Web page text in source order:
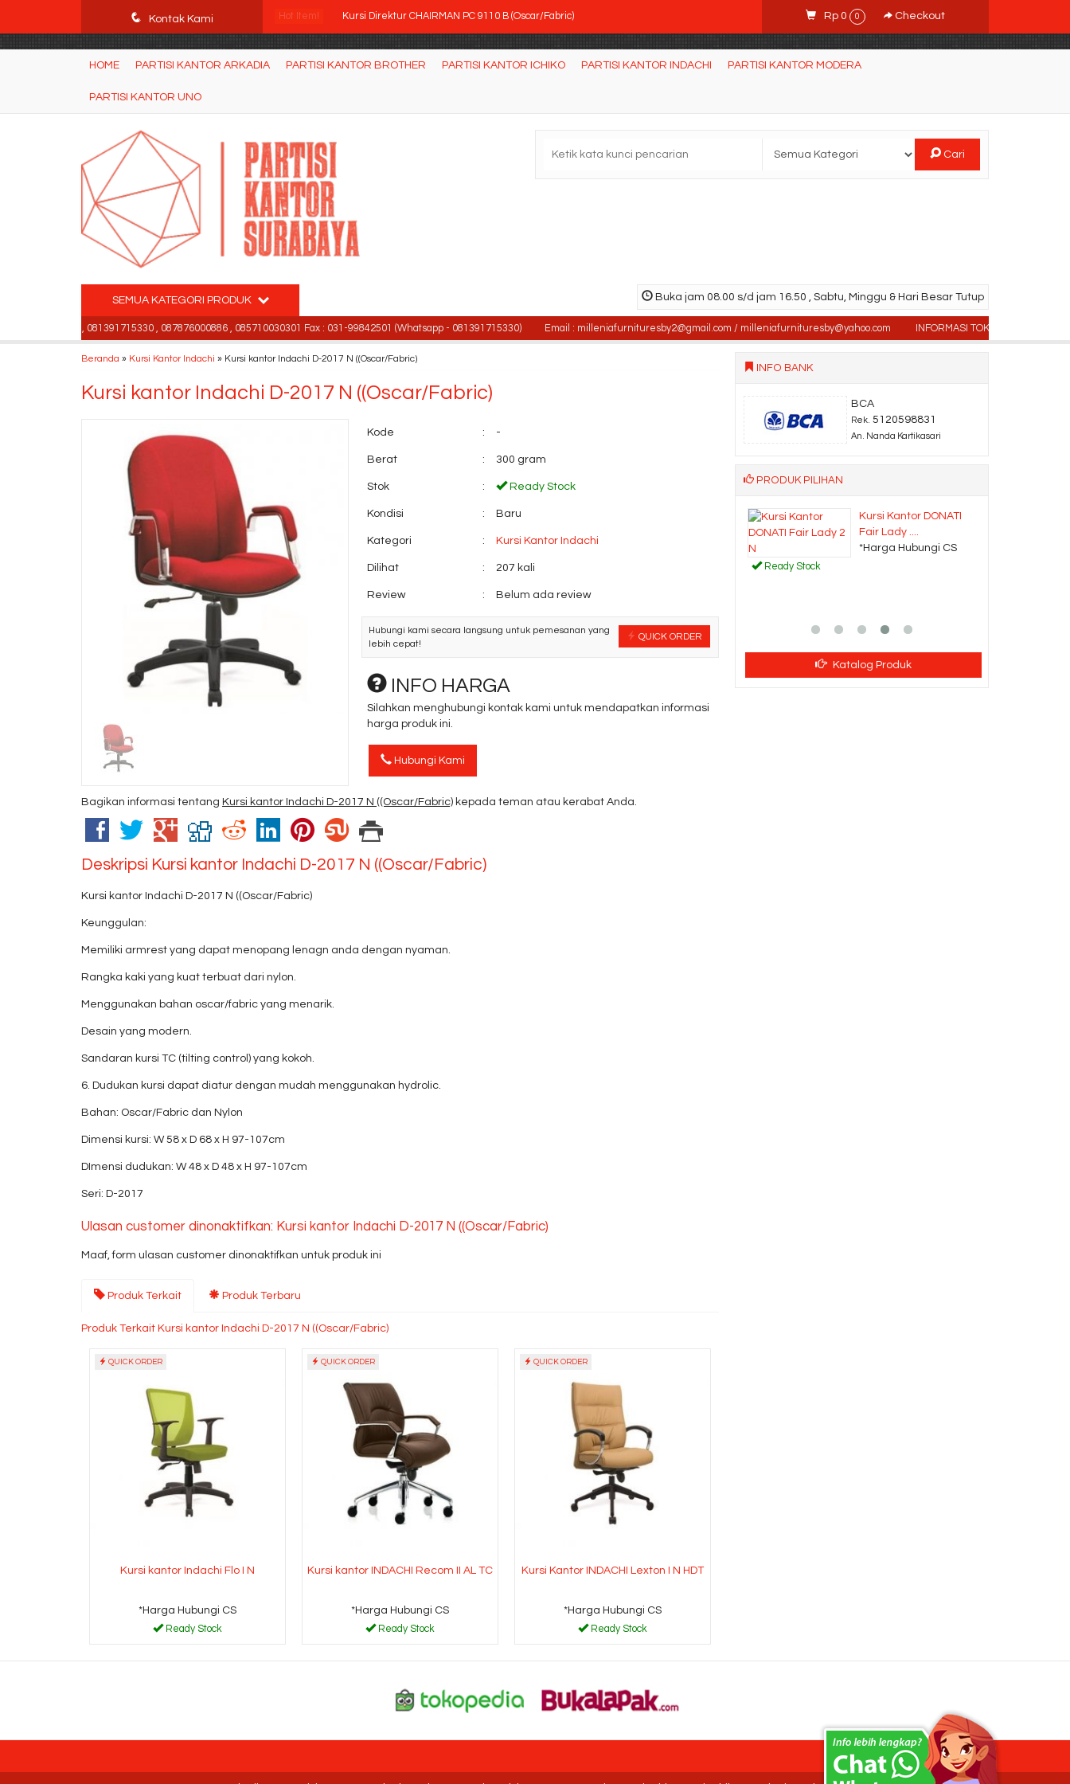
q Kontak Kami Hot Item! Kursi Direktur CHAIRMAN PC 9110 B (Oscar/Fabric)
Kursi Staff Kantor Chairman UC 906 H (Oscar/Fabric....
Konfigurasi 2 Orang (Warna Abu-Abu Tua)
Rp 0 0 Checkout
HOME PARTISI KANTOR ARKADIA PARTISI KANTOR BROTHER PARTISI KANTOR ICHIKO PARTISI KANTOR INDACHI PARTISI KANTOR MODERA
PARTISI KANTOR UNO
Cari
Buka jam 08.00 s/d jam 16.50 , Sabtu, Minggu & Hari Besar Tutup
SEMUA KATEGORI PRODUK
, 081391715330 , 087876000886 , 085710030301 Fax : 031-99842501 (Whatsapp - 081391715330) Email : milleniafurnituresby2@gmail.com / milleniafurnituresby@yahoo.com INFORMASI TOKO : Jl. Sidosermo II / 76
Beranda » Kursi Kantor Indachi » Kursi kantor Indachi D-2017 N ((Oscar/Fabric)
Kursi kantor Indachi D-2017 N ((Oscar/Fabric)
Kode : -
Berat : 300 gram
Stok : Ready Stock
Kondisi : Baru
Kategori : Kursi Kantor Indachi
Dilihat : 207 kali
Review : Belum ada review
QUICK ORDER
Hubungi kami secara langsung untuk pemesanan yang
lebih cepat!
INFO HARGA
Silahkan menghubungi kontak kami untuk mendapatkan informasi
harga produk ini.
Hubungi Kami
Bagikan informasi tentang Kursi kantor Indachi D-2017 N ((Oscar/Fabric) kepada teman atau kerabat Anda.
Deskripsi Kursi kantor Indachi D-2017 N ((Oscar/Fabric)
Kursi kantor Indachi D-2017 N ((Oscar/Fabric)
Keunggulan:
Memiliki armrest yang dapat menopang lenagn anda dengan nyaman.
Rangka kaki yang kuat terbuat dari nylon.
Menggunakan bahan oscar/fabric yang menarik.
Desain yang modern.
Sandaran kursi TC (tilting control) yang kokoh.
6. Dudukan kursi dapat diatur dengan mudah menggunakan hydrolic.
Bahan: Oscar/Fabric dan Nylon
Dimensi kursi: W 58 x D 68 x H 97-107cm
DImensi dudukan: W 48 x D 48 x H 97-107cm
Seri: D-2017
Ulasan customer dinonaktifkan: Kursi kantor Indachi D-2017 N ((Oscar/Fabric)
Maaf, form ulasan customer dinonaktifkan untuk produk ini
Produk Terkait Produk Terbaru
Produk Terkait Kursi kantor Indachi D-2017 N ((Oscar/Fabric)
QUICK ORDER
Kursi kantor Indachi Flo I N
*Harga Hubungi CS
Ready Stock
QUICK ORDER
Kursi kantor INDACHI Recom II AL TC
*Harga Hubungi CS
Ready Stock
QUICK ORDER
Kursi Kantor INDACHI Lexton I N HDT
*Harga Hubungi CS
Ready Stock
INFO BANK
BCA
Rek. 5120598831
An. Nanda Kartikasari
PRODUK PILIHAN
Kursi Lipat CHITOSE
Yamato HNN
*Harga Hubungi CS
Ready Stock
Meja Kantor Carrera
*Harga Hubungi CS
Ready Stock Ready Stock
Kursi Kantor DONATI
Fair Lady ....
*Harga Hubungi CS
Ready Stock
Katalog Produk